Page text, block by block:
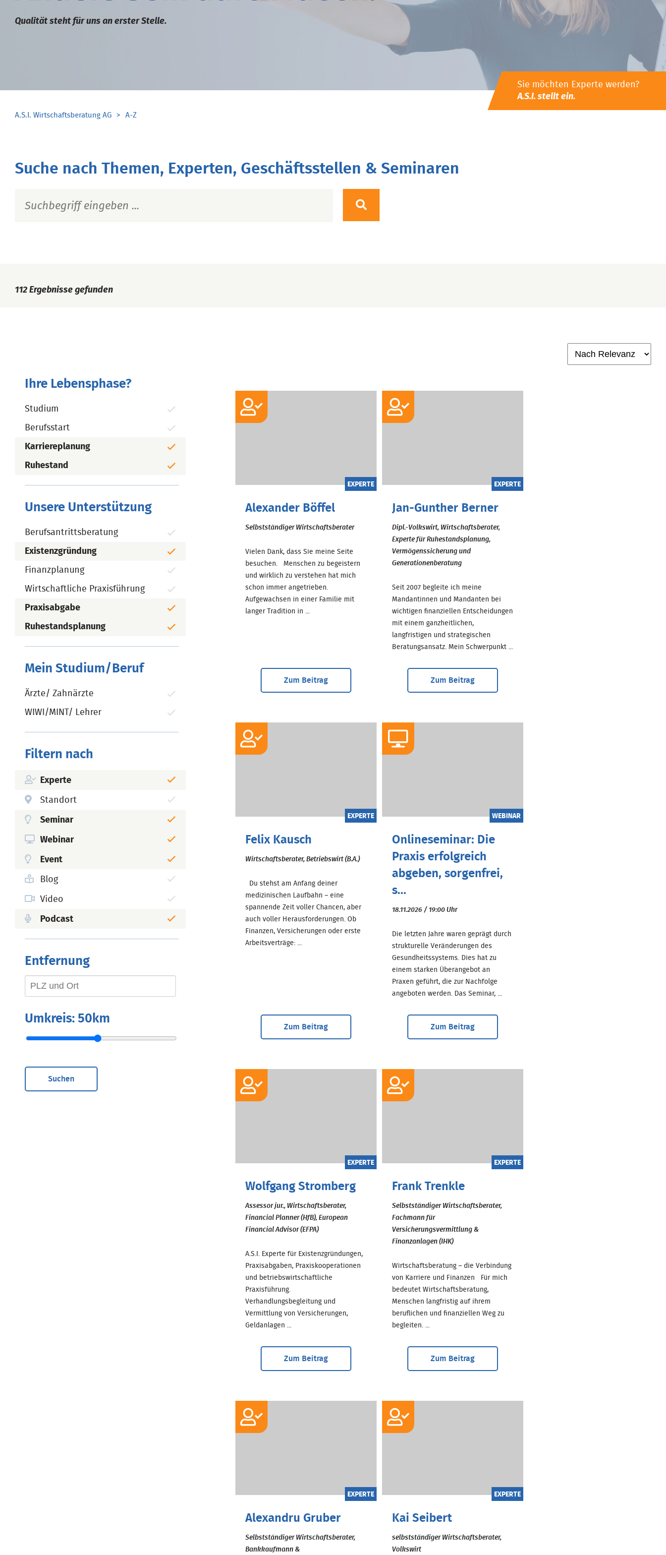
Qualität steht für uns an erster Stelle.
Sie möchten Experte werden?
A.S.I. stellt ein.
A.S.I. Wirtschaftsberatung AG A-Z
Suche nach Themen, Experten, Geschäftsstellen & Seminaren
112 Ergebnisse gefunden
Ihre Lebensphase?
Studium
Berufsstart
Karriereplanung
Ruhestand
Unsere Unterstützung
Berufsantrittsberatung
Existenzgründung
Finanzplanung
Wirtschaftliche Praxisführung
Praxisabgabe
Ruhestandsplanung
Mein Studium/Beruf
Ärzte/ Zahnärzte
WIWI/MINT/ Lehrer
Filtern nach
Experte
Standort
Seminar
Webinar
Event
Blog
Video
Podcast
Entfernung
Umkreis: 50km
Suchen
EXPERTE
Alexander Böffel
Selbstständiger Wirtschaftsberater
Vielen Dank, dass Sie meine Seite
besuchen. Menschen zu begeistern
und wirklich zu verstehen hat mich
schon immer angetrieben.
Aufgewachsen in einer Familie mit
langer Tradition in ...
Zum Beitrag
EXPERTE
Jan-Gunther Berner
Dipl.-Volkswirt, Wirtschaftsberater,
Experte für Ruhestandsplanung,
Vermögenssicherung und
Generationenberatung
Seit 2007 begleite ich meine
Mandantinnen und Mandanten bei
wichtigen finanziellen Entscheidungen
mit einem ganzheitlichen,
langfristigen und strategischen
Beratungsansatz. Mein Schwerpunkt ...
Zum Beitrag
EXPERTE
Felix Kausch
Wirtschaftsberater, Betriebswirt (B.A.)
Du stehst am Anfang deiner
medizinischen Laufbahn – eine
spannende Zeit voller Chancen, aber
auch voller Herausforderungen. Ob
Finanzen, Versicherungen oder erste
Arbeitsverträge: ...
Zum Beitrag
WEBINAR
Onlineseminar: Die
Praxis erfolgreich
abgeben, sorgenfrei,
s...
18.11.2026 / 19:00 Uhr
Die letzten Jahre waren geprägt durch
strukturelle Veränderungen des
Gesundheitssystems. Dies hat zu
einem starken Überangebot an
Praxen geführt, die zur Nachfolge
angeboten werden. Das Seminar, ...
Zum Beitrag
EXPERTE
Wolfgang Stromberg
Assessor jur., Wirtschaftsberater,
Financial Planner (HfB), European
Financial Advisor (EFPA)
A.S.I. Experte für Existenzgründungen,
Praxisabgaben, Praxiskooperationen
und betriebswirtschaftliche
Praxisführung.
Verhandlungsbegleitung und
Vermittlung von Versicherungen,
Geldanlagen ...
Zum Beitrag
EXPERTE
Frank Trenkle
Selbstständiger Wirtschaftsberater,
Fachmann für
Versicherungsvermittlung &
Finanzanlagen (IHK)
Wirtschaftsberatung – die Verbindung
von Karriere und Finanzen Für mich
bedeutet Wirtschaftsberatung,
Menschen langfristig auf ihrem
beruflichen und finanziellen Weg zu
begleiten. ...
Zum Beitrag
EXPERTE
Alexandru Gruber
Selbstständiger Wirtschaftsberater,
Bankkaufmann &
EXPERTE
Kai Seibert
selbstständiger Wirtschaftsberater,
Volkswirt